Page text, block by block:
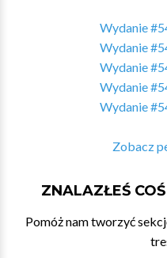
Wydanie
Wydanie
Wydanie
Wydanie
Wydanie
Zobacz
ZNALAZŁEŚ
Pomóż nam tworzyć